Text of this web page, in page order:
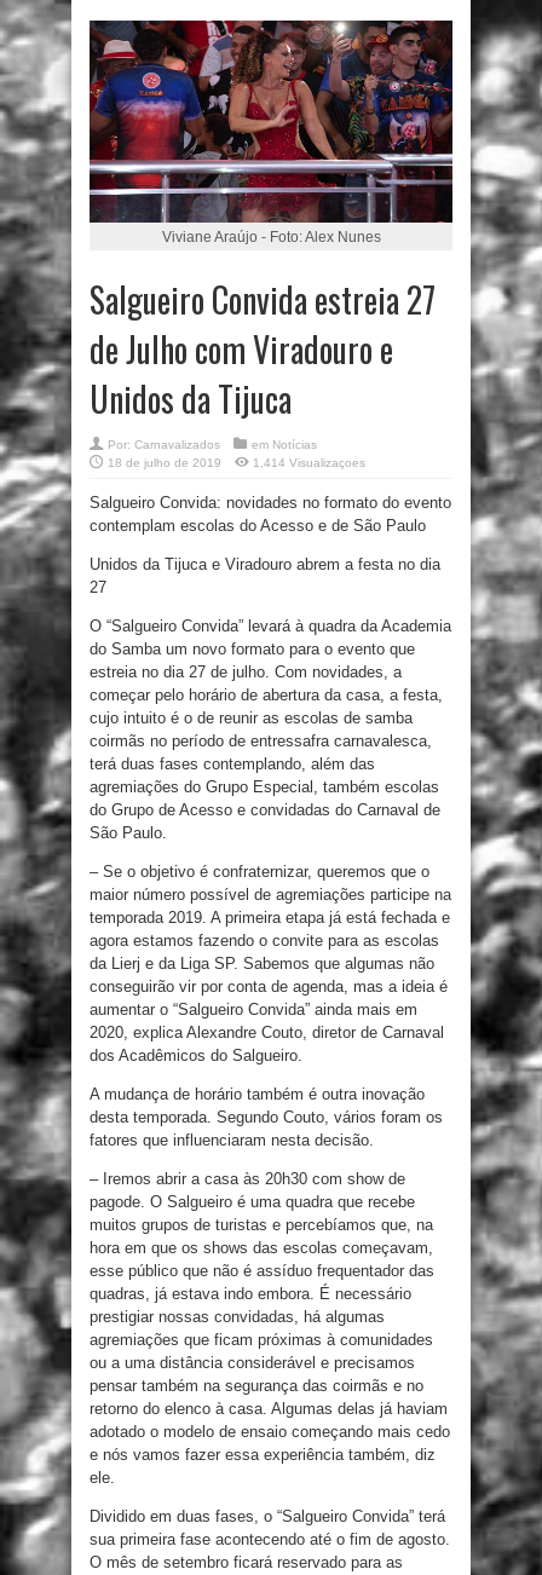
Viviane Araújo - Foto: Alex Nunes
Salgueiro Convida estreia 27
de Julho com Viradouro e
Unidos da Tijuca
Por: Carnavalizados em Notícias
18 de julho de 2019
1,414 Visualizaçoes
Salgueiro Convida: novidades no formato do evento
contemplam escolas do Acesso e de São Paulo
Unidos da Tijuca e Viradouro abrem a festa no dia
27
O “Salgueiro Convida” levará à quadra da Academia
do Samba um novo formato para o evento que
estreia no dia 27 de julho. Com novidades, a
começar pelo horário de abertura da casa, a festa,
cujo intuito é o de reunir as escolas de samba
coirmãs no período de entressafra carnavalesca,
terá duas fases contemplando, além das
agremiações do Grupo Especial, também escolas
do Grupo de Acesso e convidadas do Carnaval de
São Paulo.
– Se o objetivo é confraternizar, queremos que o
maior número possível de agremiações participe na
temporada 2019. A primeira etapa já está fechada e
agora estamos fazendo o convite para as escolas
da Lierj e da Liga SP. Sabemos que algumas não
conseguirão vir por conta de agenda, mas a ideia é
aumentar o “Salgueiro Convida” ainda mais em
2020, explica Alexandre Couto, diretor de Carnaval
dos Acadêmicos do Salgueiro.
A mudança de horário também é outra inovação
desta temporada. Segundo Couto, vários foram os
fatores que influenciaram nesta decisão.
– Iremos abrir a casa às 20h30 com show de
pagode. O Salgueiro é uma quadra que recebe
muitos grupos de turistas e percebíamos que, na
hora em que os shows das escolas começavam,
esse público que não é assíduo frequentador das
quadras, já estava indo embora. É necessário
prestigiar nossas convidadas, há algumas
agremiações que ficam próximas à comunidades
ou a uma distância considerável e precisamos
pensar também na segurança das coirmãs e no
retorno do elenco à casa. Algumas delas já haviam
adotado o modelo de ensaio começando mais cedo
e nós vamos fazer essa experiência também, diz
ele.
Dividido em duas fases, o “Salgueiro Convida” terá
sua primeira fase acontecendo até o fim de agosto.
O mês de setembro ficará reservado para as